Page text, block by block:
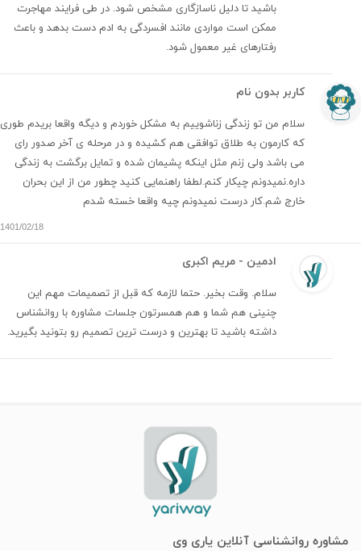
باشید تا دلیل ناسازگاری مشخص شود. در طی فرایند مهاجرت
ممکن است مواردی مانند افسردگی به ادم دست بدهد و باعث
رفتارهای غیر معمول شود.
کاربر بدون نام
سلام من تو زندگی زناشوییم به مشکل خوردم و دیگه واقعا بریدم طوری
که کارمون به طلاق توافقی هم کشیده و در مرحله ی آخر صدور رای
می باشد ولی زنم مثل اینکه پشیمان شده و تمایل برگشت به زندگی
داره.نمیدونم چیکار کنم.لطفا راهنمایی کنید چطور من از این بحران
خارج شم.کار درست نمیدونم چیه واقعا خسته شدم
1401/02/18
ادمین - مریم اکبری
سلام. وقت بخیر. حتما لازمه که قبل از تصمیمات مهم این
چنینی هم شما و هم همسرتون جلسات مشاوره با روانشناس
داشته باشید تا بهترین و درست ترین تصمیم رو بتونید بگیرید.
مشاوره روانشناسی آنلاین یاری وی